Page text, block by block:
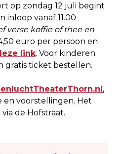
op zondag 12 juli begint
inloop vanaf 11.00
verse koffie of thee en
euro per persoon en
link. Voor kinderen
gratis ticket bestellen.
,
en voorstellingen. Het
de Hofstraat.